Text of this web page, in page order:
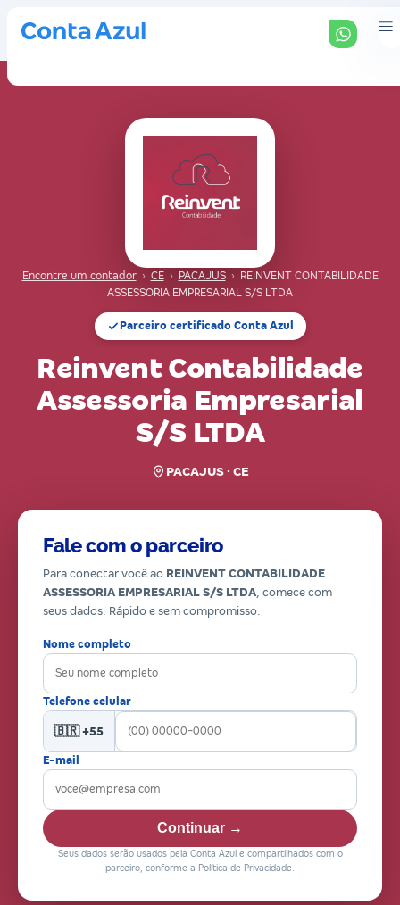
Encontre um contador › CE › PACAJUS ›
REINVENT CONTABILIDADE
ASSESSORIA EMPRESARIAL S/S LTDA
Parceiro certificado Conta Azul
Reinvent Contabilidade
Assessoria Empresarial
S/S LTDA
PACAJUS · CE
Fale com o parceiro
Para conectar você ao REINVENT CONTABILIDADE
ASSESSORIA EMPRESARIAL S/S LTDA, comece com
seus dados. Rápido e sem compromisso.
Nome completo
Telefone celular
🇧🇷 +55
E-mail
Continuar →
Seus dados serão usados pela Conta Azul e compartilhados com o
parceiro, conforme a Política de Privacidade.